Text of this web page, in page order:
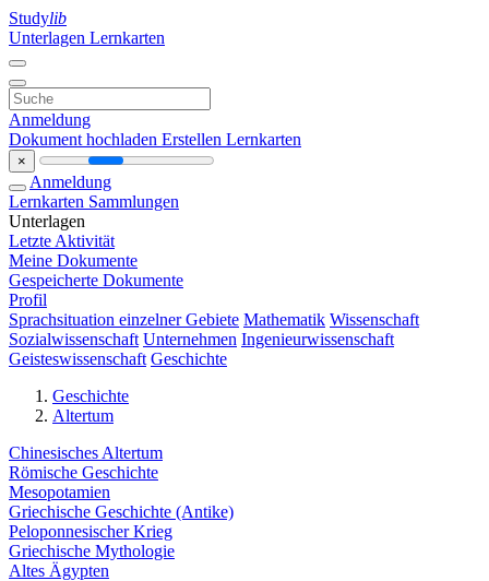
Studylib
Unterlagen Lernkarten
Anmeldung
Dokument hochladen Erstellen Lernkarten
×
Anmeldung
Lernkarten Sammlungen
Unterlagen
Letzte Aktivität
Meine Dokumente
Gespeicherte Dokumente
Profil
Sprachsituation einzelner Gebiete Mathematik Wissenschaft
Sozialwissenschaft Unternehmen Ingenieurwissenschaft
Geisteswissenschaft Geschichte
Geschichte
Altertum
Chinesisches Altertum
Römische Geschichte
Mesopotamien
Griechische Geschichte (Antike)
Peloponnesischer Krieg
Griechische Mythologie
Altes Ägypten